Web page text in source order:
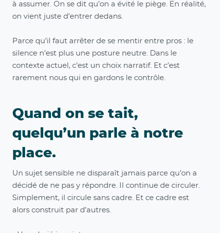
à assumer. On se dit qu’on a évité le piège. En réalité,
on vient juste d’entrer dedans.
Parce qu’il faut arrêter de se mentir entre pros : le
silence n’est plus une posture neutre. Dans le
contexte actuel, c’est un choix narratif. Et c’est
rarement nous qui en gardons le contrôle.
Quand on se tait,
quelqu’un parle à notre
place.
Un sujet sensible ne disparaît jamais parce qu’on a
décidé de ne pas y répondre. Il continue de circuler.
Simplement, il circule sans cadre. Et ce cadre est
alors construit par d’autres.